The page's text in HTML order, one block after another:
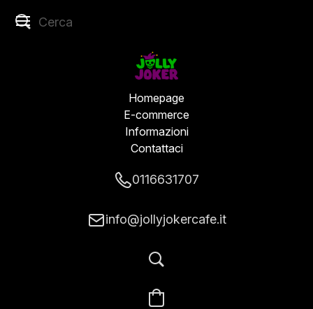
Homepage
E-commerce
Informazioni
Contattaci
0116631707
info@jollyjokercafe.it